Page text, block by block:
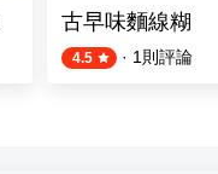
古早味麵線糊
4.5 · 1 則評論